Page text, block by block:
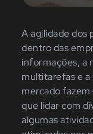
A agilidade dos
dentro das
informações, a
multitarefas e a
mercado
que lidar com
algumas